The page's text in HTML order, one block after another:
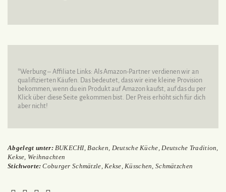
*Werbung – Affiliate Links: Als Amazon-Partner verdienen wir an
qualifizierten Käufen. Das bedeutet, dass wir eine kleine Provision
bekommen, wenn du ein Produkt auf Amazon kaufst, auf das du per
Klick über diese Seite gekommen bist. Der Preis erhöht sich für dich
aber nicht!
Abgelegt unter: BUKECHI, Backen Deutsche Küche Deutsche Tradition
Kekse Weihnachten
Stichworte: Coburger Schmätzle Kekse Küsschen ,Schmätzchen